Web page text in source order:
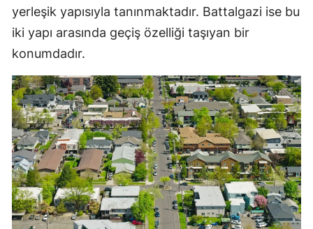
yerleşik yapısıyla tanınmaktadır. Battalgazi ise bu
iki yapı arasında geçiş özelliği taşıyan bir
konumdadır.